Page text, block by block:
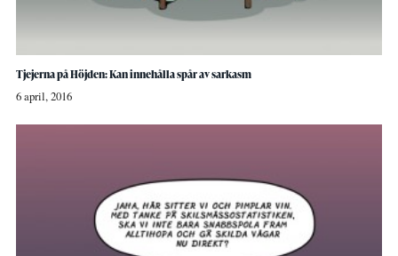
Tjejerna på Höjden: Kan innehålla spår av sarkasm
6 april, 2016